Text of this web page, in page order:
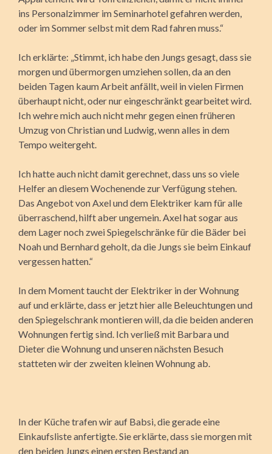
ins Personalzimmer im Seminarhotel gefahren werden,
oder im Sommer selbst mit dem Rad fahren muss.“
Ich erklärte: „Stimmt, ich habe den Jungs gesagt, dass sie
morgen und übermorgen umziehen sollen, da an den
beiden Tagen kaum Arbeit anfällt, weil in vielen Firmen
überhaupt nicht, oder nur eingeschränkt gearbeitet wird.
Ich wehre mich auch nicht mehr gegen einen früheren
Umzug von Christian und Ludwig, wenn alles in dem
Tempo weitergeht.
Ich hatte auch nicht damit gerechnet, dass uns so viele
Helfer an diesem Wochenende zur Verfügung stehen.
Das Angebot von Axel und dem Elektriker kam für alle
überraschend, hilft aber ungemein. Axel hat sogar aus
dem Lager noch zwei Spiegelschränke für die Bäder bei
Noah und Bernhard geholt, da die Jungs sie beim Einkauf
vergessen hatten.“
In dem Moment taucht der Elektriker in der Wohnung
auf und erklärte, dass er jetzt hier alle Beleuchtungen und
den Spiegelschrank montieren will, da die beiden anderen
Wohnungen fertig sind. Ich verließ mit Barbara und
Dieter die Wohnung und unseren nächsten Besuch
statteten wir der zweiten kleinen Wohnung ab.
In der Küche trafen wir auf Babsi, die gerade eine
Einkaufsliste anfertigte. Sie erklärte, dass sie morgen mit
den beiden Jungs einen ersten Bestand an